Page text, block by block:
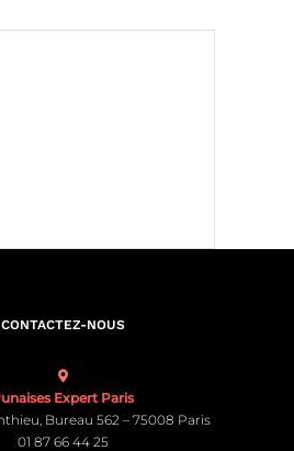
CONTACTEZ-NOUS
Expert Paris
Bureau 562 – 75008 Paris
01 87 66 44 25